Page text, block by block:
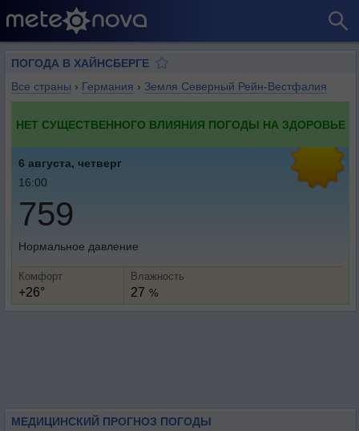
ПОГОДА В ХАЙНСБЕРГЕ
Все страны › Германия › Земля Северный Рейн-Вестфалия
НЕТ СУЩЕСТВЕННОГО ВЛИЯНИЯ ПОГОДЫ НА ЗДОРОВЬЕ
6 августа, четверг
16:00
759
Нормальное давление
Комфорт
+26°
Влажность
27 %
МЕДИЦИНСКИЙ ПРОГНОЗ ПОГОДЫ